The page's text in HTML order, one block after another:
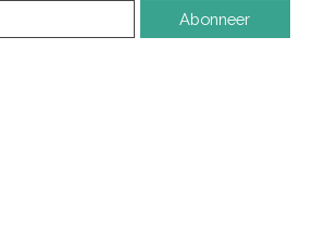
Abonneer